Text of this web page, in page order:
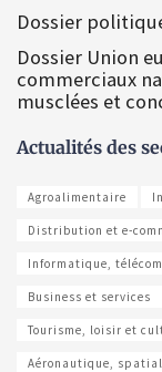
Dossier
Dossier Union
commerciaux
musclées et
Actualités des
Agroalimentaire
Distribution et e-
Informatique,
Business et services
Tourisme, loisir et
Aéronautique,